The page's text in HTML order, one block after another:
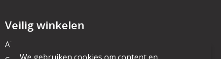
Veilig winkelen
Algemene voorwaarden